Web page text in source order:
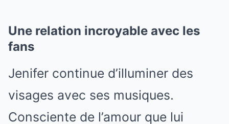
Une relation incroyable avec les
fans
Jenifer continue d’illuminer des
visages avec ses musiques.
Consciente de l’amour que lui